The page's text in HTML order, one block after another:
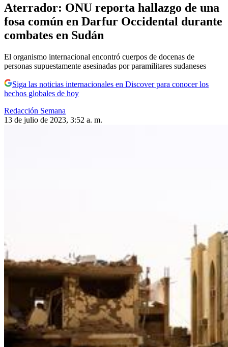
Aterrador: ONU reporta hallazgo de una
fosa común en Darfur Occidental durante
combates en Sudán
El organismo internacional encontró cuerpos de docenas de
personas supuestamente asesinadas por paramilitares sudaneses
Siga las noticias internacionales en Discover para conocer los
hechos globales de hoy
Redacción Semana
13 de julio de 2023, 3:52 a. m.